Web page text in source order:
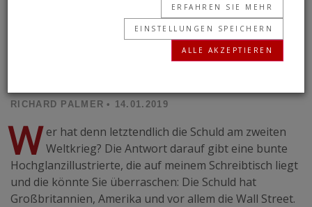
Reich feiern – unsere Geschichte, unsere
Errungenschaften und unser Stolz“.
Willkommen zur neuen deutschen Geschichte.
RICHARD PALMER • 14.01.2019
W er hat denn letztendlich die Schuld am zweiten
Weltkrieg? Die Antwort darauf gibt eine bunte
Hochglanzillustrierte, die auf meinem Schreibtisch liegt
und die könnte Sie überraschen: Die Schuld hat
Großbritannien, Amerika und vor allem die Wall Street.
ERFAHREN SIE MEHR
EINSTELLUNGEN SPEICHERN
ALLE AKZEPTIEREN